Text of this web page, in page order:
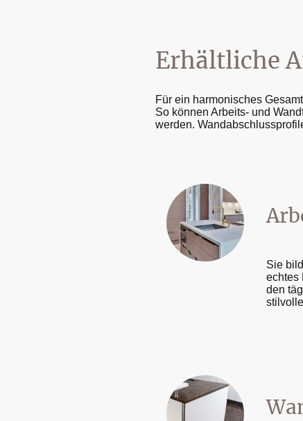
Erhältliche
Für ein harmonisches
So können Arbeits- und
werden.
Sie
echtes
den